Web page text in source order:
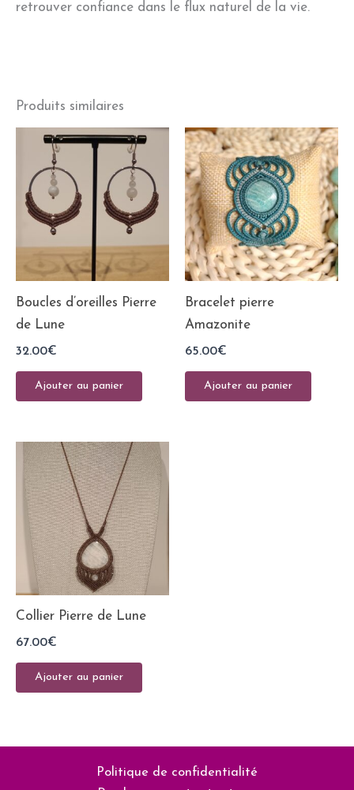
retrouver confiance dans le flux naturel de la vie.
Produits similaires
Boucles d’oreilles Pierre
de Lune
32.00€
Ajouter au panier
Bracelet pierre
Amazonite
65.00€
Ajouter au panier
Collier Pierre de Lune
67.00€
Ajouter au panier
Politique de confidentialité